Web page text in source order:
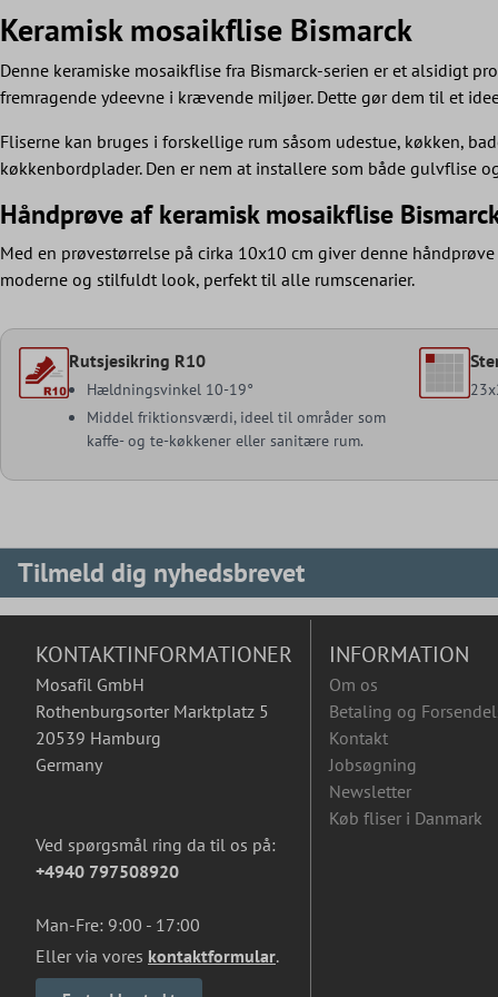
Keramisk mosaikflise Bismarck
Denne keramiske mosaikflise fra Bismarck-serien er et alsidigt
fremragende ydeevne i krævende miljøer. Dette gør dem til et
Fliserne kan bruges i forskellige rum såsom udestue, køkken,
køkkenbordplader. Den er nem at installere som både
Håndprøve af keramisk mosaikflise
Med en prøvestørrelse på cirka 10x10 cm giver denne
moderne og stilfuldt look, perfekt til alle rumscenarier.
Rutsjesikring R10
Hældningsvinkel 10-19°
Middel friktionsværdi, ideel til områder som
kaffe- og te-køkkener eller sanitære rum.
Tilmeld dig nyhedsbrevet
KONTAKTINFORMATIONER
Mosafil GmbH
Rothenburgsorter Marktplatz 5
20539 Hamburg
Germany
Ved spørgsmål ring da til os på:
+4940 797508920
Man-Fre: 9:00 - 17:00
Eller via vores kontaktformular.
INFORMATION
Om os
Betaling og
Kontakt
Jobsøgning
Newsletter
Køb fliser i Danmark